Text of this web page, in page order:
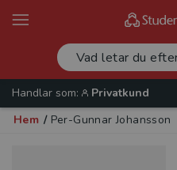
Handlar som:
Privatkund
Hem / Per-Gunnar Johansson